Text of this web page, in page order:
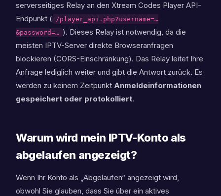
serverseitiges Relay an den Xtream Codes Player API-
Endpunkt ( /player_api.php?username=…
&password=… ). Dieses Relay ist notwendig, da die
meisten IPTV-Server direkte Browseranfragen
blockieren (CORS-Einschränkung). Das Relay leitet Ihre
Anfrage lediglich weiter und gibt die Antwort zurück. Es
werden zu keinem Zeitpunkt Anmeldeinformationen
gespeichert oder protokolliert.
Warum wird mein IPTV-Konto als
abgelaufen angezeigt?
Wenn Ihr Konto als „Abgelaufen“ angezeigt wird,
obwohl Sie glauben, dass Sie über ein aktives